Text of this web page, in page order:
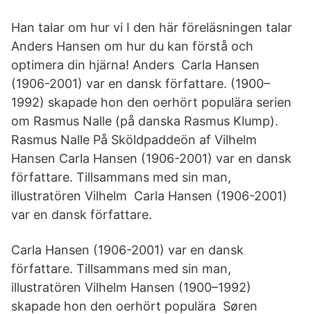
Han talar om hur vi I den här föreläsningen talar
Anders Hansen om hur du kan förstå och
optimera din hjärna! Anders Carla Hansen
(1906-2001) var en dansk författare. (1900–
1992) skapade hon den oerhört populära serien
om Rasmus Nalle (på danska Rasmus Klump).
Rasmus Nalle På Sköldpaddeön af Vilhelm
Hansen Carla Hansen (1906-2001) var en dansk
författare. Tillsammans med sin man,
illustratören Vilhelm Carla Hansen (1906-2001)
var en dansk författare.
Carla Hansen (1906-2001) var en dansk
författare. Tillsammans med sin man,
illustratören Vilhelm Hansen (1900–1992)
skapade hon den oerhört populära Søren